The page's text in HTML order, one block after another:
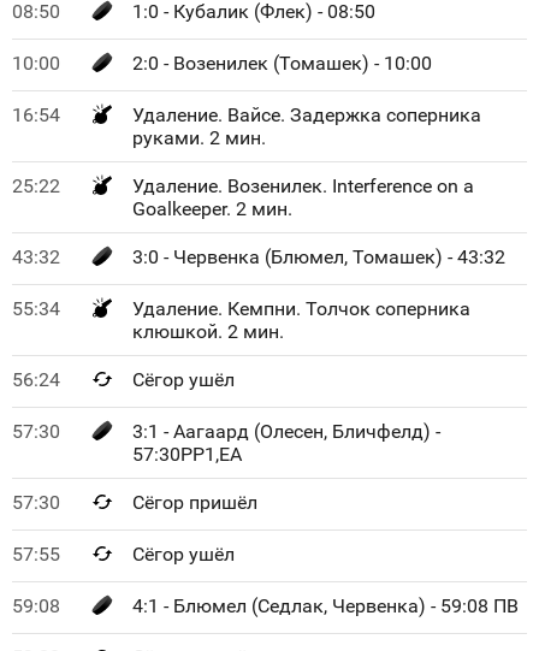
08:50 1:0 - Кубалик (Флек) - 08:50
10:00 2:0 - Возенилек (Томашек) - 10:00
16:54
Удаление. Вайсе. Задержка соперника
руками. 2 мин.
25:22
Удаление. Возенилек. Interference on a
Goalkeeper. 2 мин.
43:32 3:0 - Червенка (Блюмел, Томашек) - 43:32
55:34
Удаление. Кемпни. Толчок соперника
клюшкой. 2 мин.
56:24 Сёгор ушёл
57:30
3:1 - Аагаард (Олесен, Бличфелд) -
57:30PP1,EA
57:30 Сёгор пришёл
57:55 Сёгор ушёл
59:08 4:1 - Блюмел (Седлак, Червенка) - 59:08 ПВ